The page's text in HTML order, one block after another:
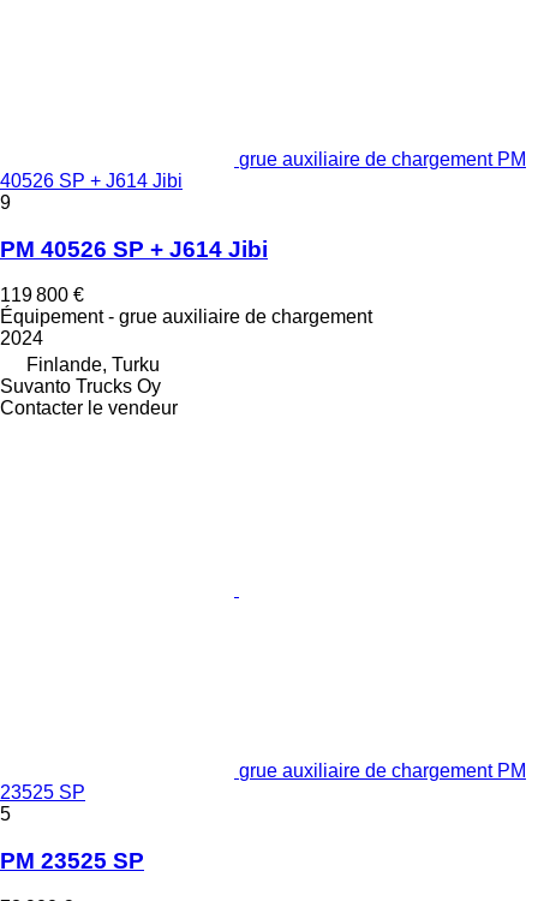
grue auxiliaire de chargement PM
40526 SP + J614 Jibi
9
PM 40526 SP + J614 Jibi
119 800 €
Équipement - grue auxiliaire de chargement
2024
Finlande, Turku
Suvanto Trucks Oy
Contacter le vendeur
grue auxiliaire de chargement PM
23525 SP
5
PM 23525 SP